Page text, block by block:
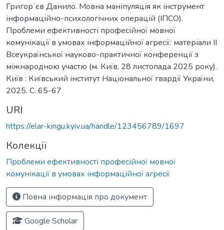
Григорʼєв Данило. Мовна маніпуляція як інструмент
інформаційно-психологічних операцій (ІПСО).
Проблеми ефективності професійної мовної
комунікації в умовах інформаційної агресії: матеріали ІІ
Всеукраїнської науково-практичної конференції з
міжнародною участю (м. Київ, 28 листопада 2025 року).
Київ : Київський інститут Національної гвардії України,
2025. C. 65-67
URI
https://elar-kingu.kyiv.ua/handle/123456789/1697
Колекції
Проблеми ефективності професійної мовної
комунікації в умовах інформаційної агресії
Повна інформація про документ
Google Scholar